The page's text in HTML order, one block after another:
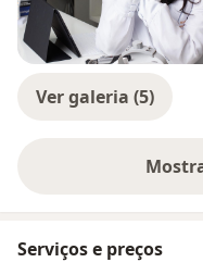
Ver galeria (5)
Serviços e preços